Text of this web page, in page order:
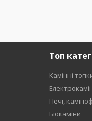
Топ
Камінні
Печі,
Біокаміни